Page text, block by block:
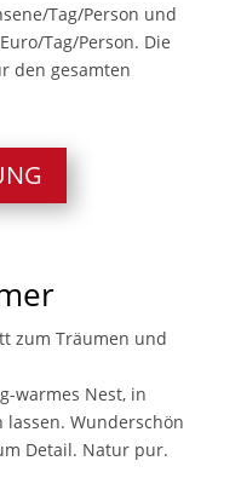
Tag/Person und
Tag/Person. Die
den gesamten
zum Träumen und
warmes Nest, in
lassen. Wunderschön
Detail. Natur pur.